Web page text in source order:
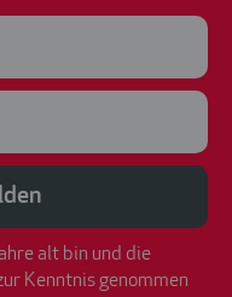
alt bin und die
Kenntnis genommen